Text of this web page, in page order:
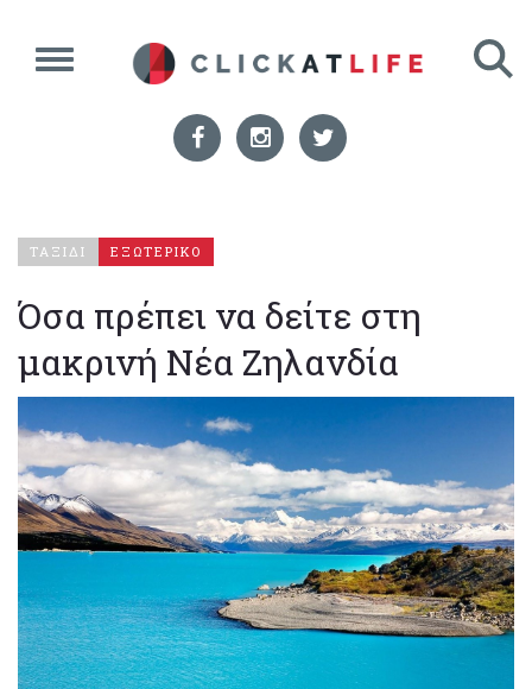
ΤΑΞΙΔΙ ΕΞΩΤΕΡΙΚΟ
Όσα πρέπει να δείτε στη
μακρινή Νέα Ζηλανδία